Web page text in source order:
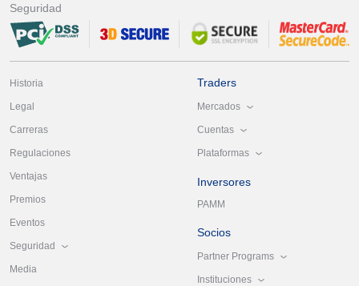
Seguridad
Historia
Legal
Carreras
Regulaciones
Ventajas
Premios
Eventos
Seguridad
Media
Traders
Mercados
Cuentas
Plataformas
Inversores
PAMM
Socios
Partner Programs
Instituciones